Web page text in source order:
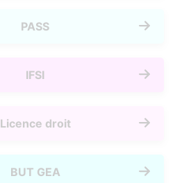
PASS
IFSI
Licence droit
BUT GEA